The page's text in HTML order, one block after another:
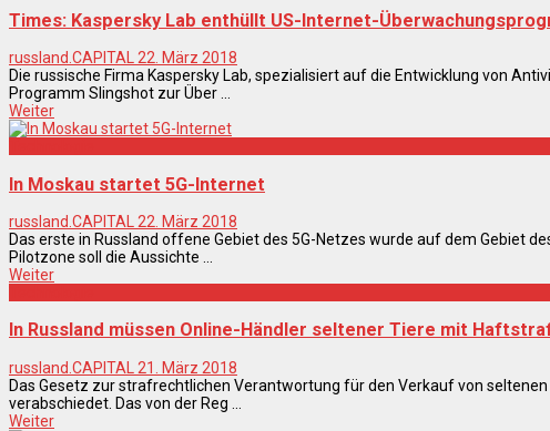
Times: Kaspersky Lab enthüllt US-Internet-
russland.CAPITAL22. März 2018
Die russische Firma Kaspersky Lab, spezialisiert auf die Entwicklung von
Programm Slingshot zur Über ...
Weiter
In Moskau startet 5G-Internet
russland.CAPITAL
22. März 2018
Das erste in Russland offene Gebiet des 5G-Netzes wurde auf dem Gebiet
Pilotzone soll die Aussichte ...
Weiter
In Russland müssen Online-Händler seltener Tiere mit
russland.CAPITAL
21. März 2018
Das Gesetz zur strafrechtlichen Verantwortung für den Verkauf von
verabschiedet. Das von der Reg ...
Weiter